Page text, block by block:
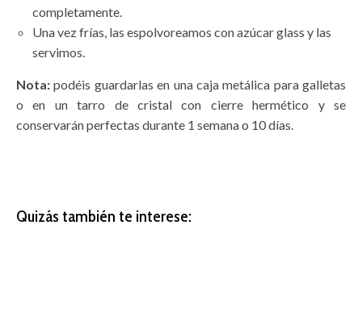
completamente.
Una vez frías, las espolvoreamos con azúcar glass y las
servimos.
Nota: podéis guardarlas en una caja metálica para galletas
o en un tarro de cristal con cierre hermético y se
conservarán perfectas durante 1 semana o 10 días.
Quizás también te interese: